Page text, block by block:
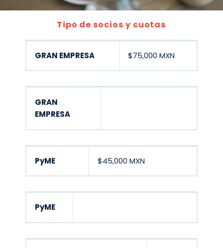
Tipo de socios y cuotas
GRAN EMPRESA $75,000 MXN
GRAN
EMPRESA
PyME $45,000 MXN
PyME